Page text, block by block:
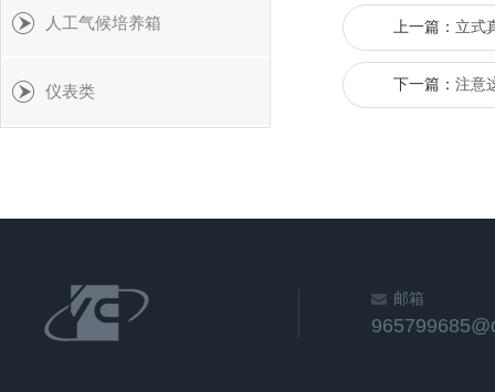
上一篇： 立式
下一篇： 注意
人工气候培养箱
仪表类
邮箱